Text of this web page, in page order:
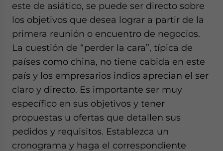
este de asiático, se puede ser directo sobre
los objetivos que desea lograr a partir de la
primera reunión o encuentro de negocios.
La cuestión de “perder la cara”, típica de
países como china, no tiene cabida en este
país y los empresarios indios aprecian el ser
claro y directo. Es importante ser muy
específico en sus objetivos y tener
propuestas u ofertas que detallen sus
pedidos y requisitos. Establezca un
cronograma y haga el correspondiente